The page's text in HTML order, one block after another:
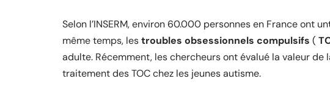
Selon l’INSERM, environ 60.000 personnes en France ont un
même temps, lestroubles obsessionnels compulsifs (
adulte. Récemment, les chercheurs ont évalué la valeur de
traitement des TOC chez les jeunes autisme.